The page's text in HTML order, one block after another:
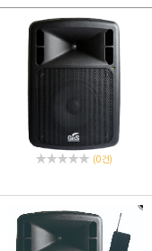
(0 건)